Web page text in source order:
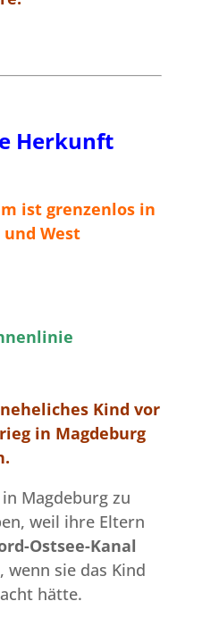
Herkunft
ist grenzenlos in
West
Kind vor
in Magdeburg
Magdeburg zu
weil ihre Eltern
Ostsee-Kanal
sie das Kind
hätte.